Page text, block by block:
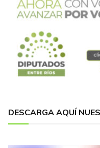
DESCARGA AQUÍ